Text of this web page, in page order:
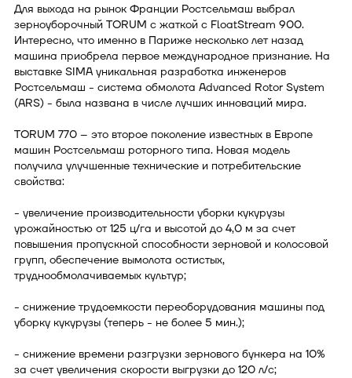
Для выхода на рынок Франции Ростсельмаш выбрал
зерноуборочный TORUM с жаткой с FloatStream 900.
Интересно, что именно в Париже несколько лет назад
машина приобрела первое международное признание. На
выставке SIMA уникальная разработка инженеров
Ростсельмаш - система обмолота Advanced Rotor System
(ARS) - была названа в числе лучших инноваций мира.
TORUM 770 – это второе поколение известных в Европе
машин Ростсельмаш роторного типа. Новая модель
получила улучшенные технические и потребительские
свойства:
- увеличение производительности уборки кукурузы
урожайностью от 125 ц/га и высотой до 4,0 м за счет
повышения пропускной способности зерновой и колосовой
групп, обеспечение вымолота остистых,
труднообмолачиваемых культур;
- снижение трудоемкости переоборудования машины под
уборку кукурузы (теперь - не более 5 мин.);
- снижение времени разгрузки зернового бункера на 10%
за счет увеличения скорости выгрузки до 120 л/с;